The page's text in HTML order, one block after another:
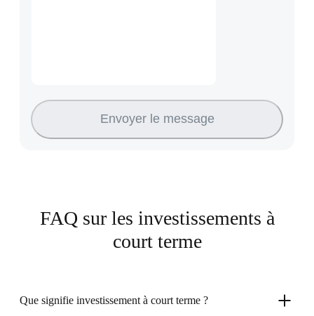
Envoyer le message
FAQ sur les investissements à
court terme
Que signifie investissement à court terme ?